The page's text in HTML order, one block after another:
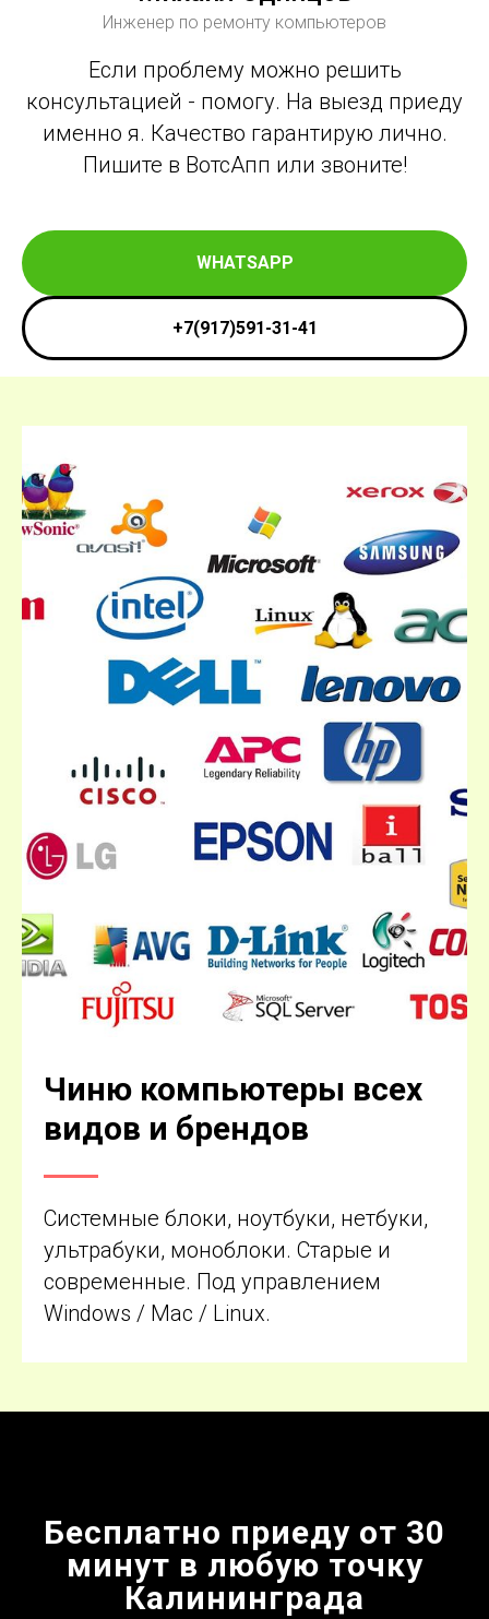
Инженер по ремонту компьютеров
Если проблему можно решить
консультацией - помогу. На выезд приеду
именно я. Качество гарантирую лично.
Пишите в ВотсАпп или звоните!
WHATSAPP
+7(917)591-31-41
Чиню компьютеры всех
видов и брендов
Системные блоки, ноутбуки, нетбуки,
ультрабуки, моноблоки. Старые и
современные. Под управлением
Windows / Mac / Linux.
Бесплатно приеду от 30
минут в любую точку
Калининграда